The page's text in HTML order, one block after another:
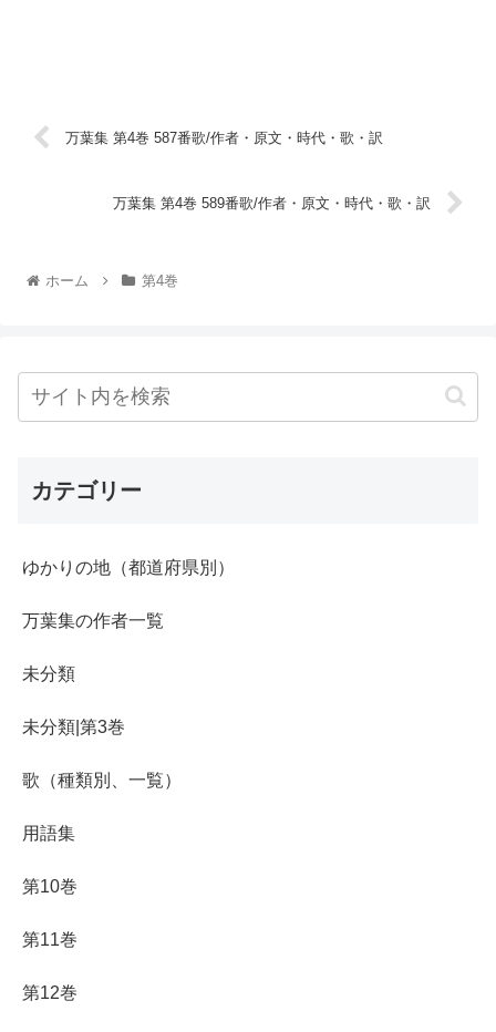
万葉集 第4巻 587番歌/作者・原文・時代・歌・訳
万葉集 第4巻 589番歌/作者・原文・時代・歌・訳
ホーム 第4巻
カテゴリー
ゆかりの地（都道府県別）
万葉集の作者一覧
未分類
未分類|第3巻
歌（種類別、一覧）
用語集
第10巻
第11巻
第12巻